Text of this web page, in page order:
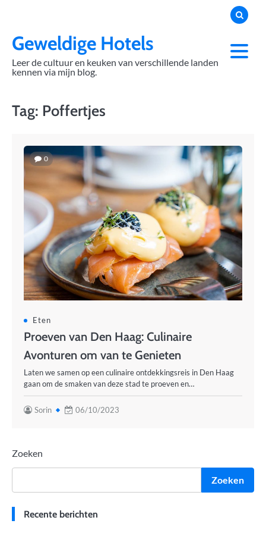
contentGeweldige Hotels
Leer de cultuur en keuken van verschillende landen
kennen via mijn blog.
Tag: Poffertjes
0
Eten
Proeven van Den Haag: Culinaire
Avonturen om van te Genieten
Laten we samen op een culinaire ontdekkingsreis in Den Haag
gaan om de smaken van deze stad te proeven en…
Sorin 06/10/2023
Zoeken
Zoeken
Recente berichten